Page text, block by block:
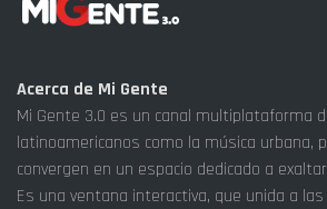
Acerca de Mi Gente
Mi Gente 3.0 es un canal multiplataforma
latinoamericanos como la música urbana,
convergen en un espacio dedicado a
Es una ventana interactiva, que unida a